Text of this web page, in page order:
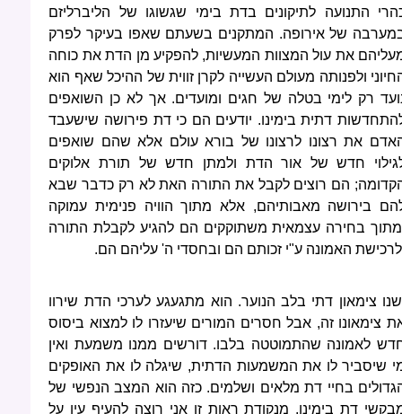
התנועה לתיקונים בדת בימי שגשוגו של הליברליזם
של אירופה. המתקנים בשעתם שאפו בעיקר לפרק
את עול המצוות המעשיות, להפקיע מן הדת את כוחה
ולפנותה מעולם העשייה לקרן זווית של ההיכל שאף הוא
רק לימי בטלה של חגים ומועדים. אך לא כן השואפים
דתית בימינו. יודעים הם כי דת פירושה שישעבד
את רצונו לרצונו של בורא עולם אלא שהם שואפים
חדש של אור הדת ולמתן חדש של תורת אלוקים
הם רוצים לקבל את התורה האת לא רק כדבר שבא
בירושה מאבותיהם, אלא מתוך הוויה פנימית עמוקה
בחירה עצמאית משתוקקים הם להגיע לקבלת התורה
האמונה ע"י זכותם הם ובחסדי ה' עליהם הם.
צימאון דתי בלב הנוער. הוא מתגעגע לערכי הדת שירוו
צימאונו זה, אבל חסרים המורים שיעזרו לו למצוא ביסוס
לאמונה שהתמוטטה בלבו. דורשים ממנו משמעת ואין
שיסביר לו את המשמעות הדתית, שיגלה לו את האופקים
בחיי דת מלאים ושלמים. כזה הוא המצב הנפשי של
דת בימינו. מנקודת ראות זו אני רוצה להעיף עין על